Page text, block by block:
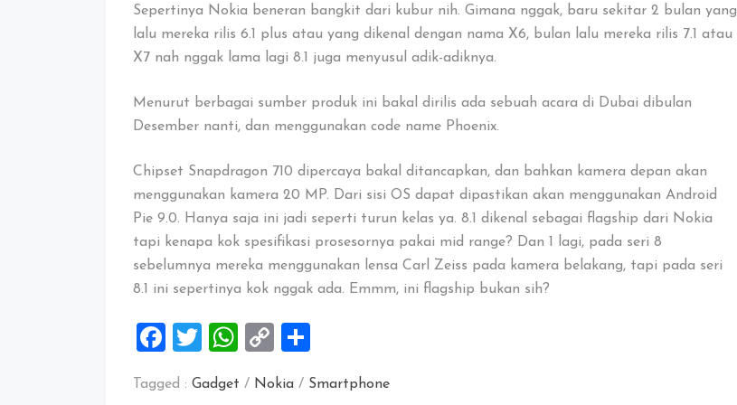
Sepertinya Nokia beneran bangkit dari kubur nih. Gimana nggak, baru sekitar 2 bulan yang
lalu mereka rilis 6.1 plus atau yang dikenal dengan nama X6, bulan lalu mereka rilis 7.1 atau
X7 nah nggak lama lagi 8.1 juga menyusul adik-adiknya.
Menurut berbagai sumber produk ini bakal dirilis ada sebuah acara di Dubai dibulan
Desember nanti, dan menggunakan code name Phoenix.
Chipset Snapdragon 710 dipercaya bakal ditancapkan, dan bahkan kamera depan akan
menggunakan kamera 20 MP. Dari sisi OS dapat dipastikan akan menggunakan Android
Pie 9.0. Hanya saja ini jadi seperti turun kelas ya. 8.1 dikenal sebagai flagship dari Nokia
tapi kenapa kok spesifikasi prosesornya pakai mid range? Dan 1 lagi, pada seri 8
sebelumnya mereka menggunakan lensa Carl Zeiss pada kamera belakang, tapi pada seri
8.1 ini sepertinya kok nggak ada. Emmm, ini flagship bukan sih?
Facebook
TwitterWhatsApp
Copy
Tagged : Gadget / Nokia / Smartphone